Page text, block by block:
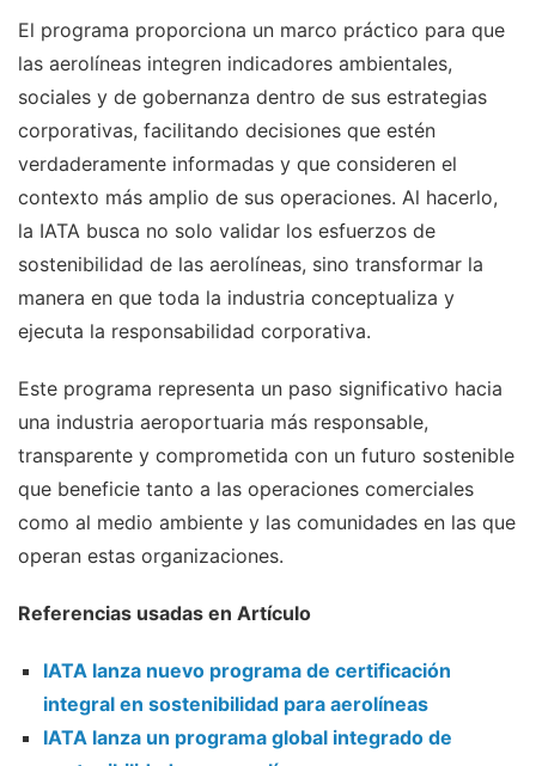
El programa proporciona un marco práctico para que
las aerolíneas integren indicadores ambientales,
sociales y de gobernanza dentro de sus estrategias
corporativas, facilitando decisiones que estén
verdaderamente informadas y que consideren el
contexto más amplio de sus operaciones. Al hacerlo,
la IATA busca no solo validar los esfuerzos de
sostenibilidad de las aerolíneas, sino transformar la
manera en que toda la industria conceptualiza y
ejecuta la responsabilidad corporativa.
Este programa representa un paso significativo hacia
una industria aeroportuaria más responsable,
transparente y comprometida con un futuro sostenible
que beneficie tanto a las operaciones comerciales
como al medio ambiente y las comunidades en las que
operan estas organizaciones.
Referencias usadas en Artículo
IATA lanza nuevo programa de certificación
integral en sostenibilidad para aerolíneas
IATA lanza un programa global integrado de